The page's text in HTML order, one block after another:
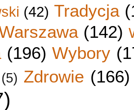
(42) Tradycja
(142)
(196) Wybory
(5) Zdrowie (166)